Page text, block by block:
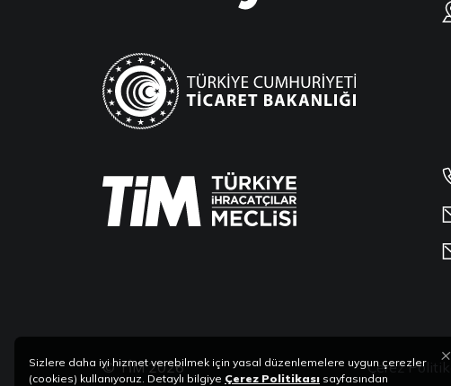
© TİM 2026 Çerez
×
Sizlere daha iyi hizmet verebilmek için yasal düzenlemelere uygun çerezler
(cookies) kullanıyoruz. Detaylı bilgiye Çerez Politikası sayfasından